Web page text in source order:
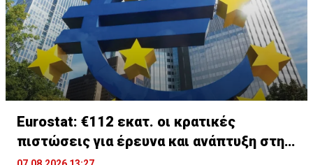
Eurostat: €112 εκατ. οι κρατικές
πιστώσεις για έρευνα και ανάπτυξη στην
Κύπρο